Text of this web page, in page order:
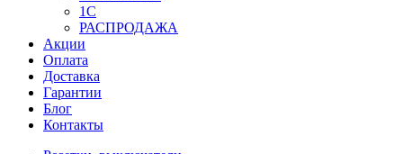
1С
РАСПРОДАЖА
Акции
Оплата
Доставка
Гарантии
Блог
Контакты